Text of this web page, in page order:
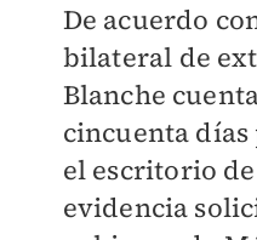
De acuerdo
bilateral de
Blanche
cincuenta
el escritorio
evidencia